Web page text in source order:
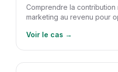
Comprendre la
marketing au revenu pour
Voir le cas →